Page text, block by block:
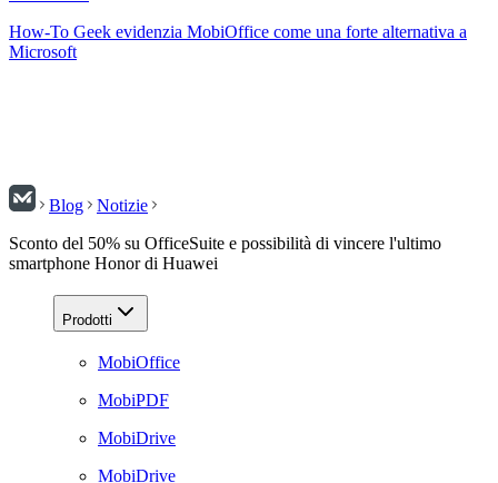
How-To Geek evidenzia MobiOffice come una forte alternativa a
Microsoft
Blog
Notizie
Sconto del 50% su OfficeSuite e possibilità di vincere l'ultimo
smartphone Honor di Huawei
Prodotti
MobiOffice
MobiPDF
MobiDrive
MobiDrive